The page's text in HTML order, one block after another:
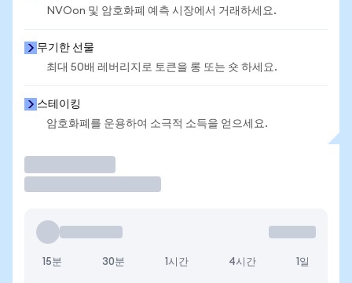
NVOon 및 암호화폐 예측 시장에서 거래하세요.
무기한 선물
최대 50배 레버리지로 토큰을 롱 또는 숏 하세요.
스테이킹
암호화폐를 운용하여 소극적 소득을 얻으세요.
15분 30분 1시간 4시간 1일